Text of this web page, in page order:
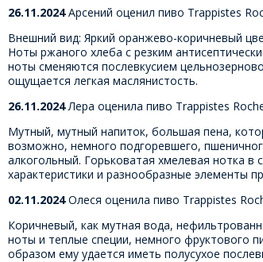
26.11.2024Арсений оценил пиво Trappistes
Внешний вид: Яркий оранжево-коричневый
Ноты ржаного хлеба с резким
ноты сменяются послевкусием
ощущается легкая маслянистость.
26.11.2024 Лера оценила пиво Trappistes
Мутный, мутный напиток, большая пена,
возможно, немного подгоревшего,
алкогольный. Горьковатая хмелевая нотка
характеристики и разнообразные элементы
02.11.2024Олеся оценила пиво Trappistes
Коричневый, как мутная вода,
ноты и теплые специи, немного фруктового
образом ему удается иметь полусухое